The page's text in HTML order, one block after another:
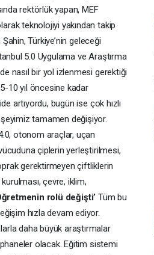
rektörlük yapan, MEF
teknolojiyi yakından takip
Türkiye’nin geleceği
5.0 Uygulama ve Araştırma
nasıl bir yol izlenmesi gerektiği
10 yıl öncesine kadar
artıyordu, bugün ise çok hızlı
tamamen değişiyor.
otonom araçlar, uçan
çiplerin yerleştirilmesi,
gerektirmeyen çiftliklerin
çevre, iklim,
rolü değişti’ Tüm bu
hızla devam ediyor.
daha büyük araştırmalar
olacak. Eğitim sistemi